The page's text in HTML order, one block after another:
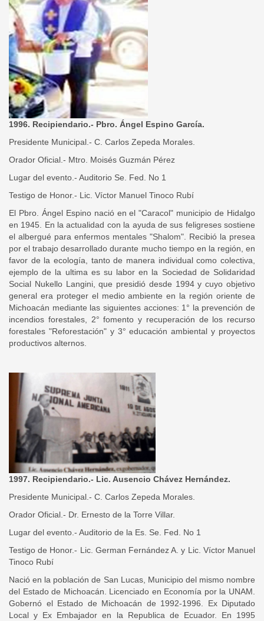
1996. Recipiendario.- Pbro. Ángel Espino García.
Presidente Municipal.- C. Carlos Zepeda Morales.
Orador Oficial.- Mtro. Moisés Guzmán Pérez
Lugar del evento.- Auditorio Se. Fed. No 1
Testigo de Honor.- Lic. Víctor Manuel Tinoco Rubí
El Pbro. Ángel Espino nació en el "Caracol" municipio de Hidalgo
en 1945. En la actualidad con la ayuda de sus feligreses sostiene
el albergué para enfermos mentales "Shalom". Recibió la presea
por el trabajo desarrollado durante mucho tiempo en la región, en
favor de la ecología, tanto de manera individual como colectiva,
ejemplo de la ultima es su labor en la Sociedad de Solidaridad
Social Nukello Langini, que presidió desde 1994 y cuyo objetivo
general era proteger el medio ambiente en la región oriente de
Michoacán mediante las siguientes acciones: 1° la prevención de
incendios forestales, 2° fomento y recuperación de los recurso
forestales "Reforestación" y 3° educación ambiental y proyectos
productivos alternos.
1997. Recipiendario.- Lic. Ausencio Chávez Hernández.
Presidente Municipal.- C. Carlos Zepeda Morales.
Orador Oficial.- Dr. Ernesto de la Torre Villar.
Lugar del evento.- Auditorio de la Es. Se. Fed. No 1
Testigo de Honor.- Lic. German Fernández A. y Lic. Víctor Manuel
Tinoco Rubí
Nació en la población de San Lucas, Municipio del mismo nombre
del Estado de Michoacán. Licenciado en Economía por la UNAM.
Gobernó el Estado de Michoacán de 1992-1996. Ex Diputado
Local y Ex Embajador en la Republica de Ecuador. En 1995